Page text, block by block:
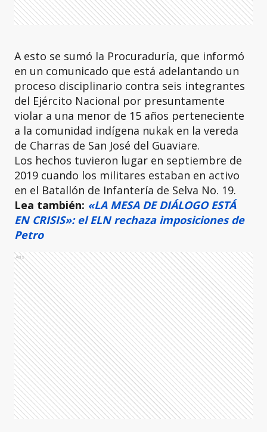
A esto se sumó la Procuraduría, que informó
en un comunicado que está adelantando un
proceso disciplinario contra seis integrantes
del Ejército Nacional por presuntamente
violar a una menor de 15 años perteneciente
a la comunidad indígena nukak en la vereda
de Charras de San José del Guaviare.
Los hechos tuvieron lugar en septiembre de
2019 cuando los militares estaban en activo
en el Batallón de Infantería de Selva No. 19.
Lea también: «LA MESA DE DIÁLOGO ESTÁ
EN CRISIS»: el ELN rechaza imposiciones de
Petro
Ads